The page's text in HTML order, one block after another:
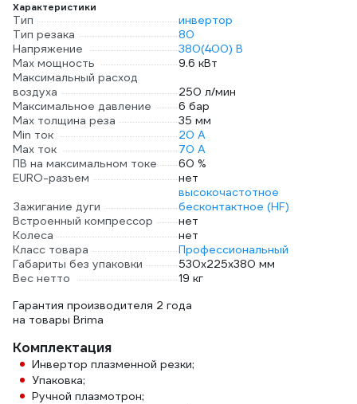
Характеристики
Тип
инвертор
Тип резака
80
Напряжение
380(400) В
Max мощность
9.6 кВт
Максимальный расход
воздуха
250 л/мин
Максимальное давление
6 бар
Max толщина реза
35 мм
Min ток
20 А
Max ток
70 А
ПВ на максимальном токе
60 %
EURO-разъем
нет
Зажигание дуги
высокочастотное
бесконтактное (HF)
Встроенный компрессор
нет
Колеса
нет
Класс товара
Профессиональный
Габариты без упаковки
530х225х380 мм
Вес нетто
19 кг
Гарантия производителя 2 года
на товары Brima
Комплектация
Инвертор плазменной резки;
Упаковка;
Ручной плазмотрон;